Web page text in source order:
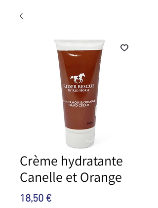
Crème hydratante
Canelle et Orange
18,50 €Prix